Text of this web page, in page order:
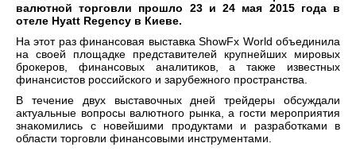
валютной торговли прошло 23 и 24 мая 2015 года в
отеле Hyatt Regency в Киеве.
На этот раз финансовая выставкаShowFx Worldобъединила
на своей площадке представителей крупнейших мировых
брокеров, финансовых аналитиков, а также известных
финансистов российского и зарубежного пространства.
В течение двух выставочных дней трейдеры обсуждали
актуальные вопросы валютного рынка, а гости мероприятия
знакомились с новейшими продуктами и разработками в
области торговли финансовыми инструментами.